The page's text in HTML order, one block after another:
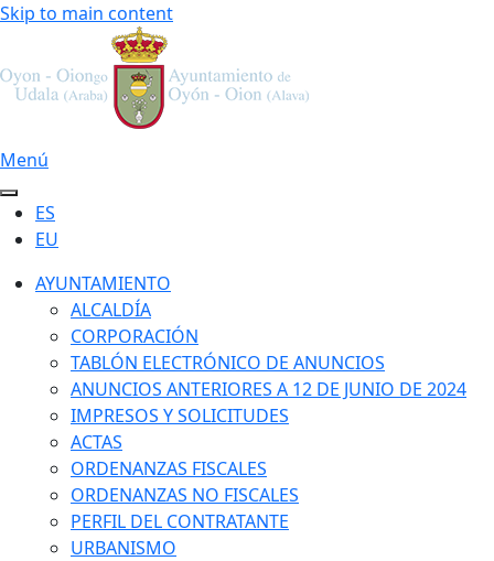
Skip to main content
Menú
ES
EU
AYUNTAMIENTO
ALCALDÍA
CORPORACIÓN
TABLÓN ELECTRÓNICO DE ANUNCIOS
ANUNCIOS ANTERIORES A 12 DE JUNIO DE 2024
IMPRESOS Y SOLICITUDES
ACTAS
ORDENANZAS FISCALES
ORDENANZAS NO FISCALES
PERFIL DEL CONTRATANTE
URBANISMO